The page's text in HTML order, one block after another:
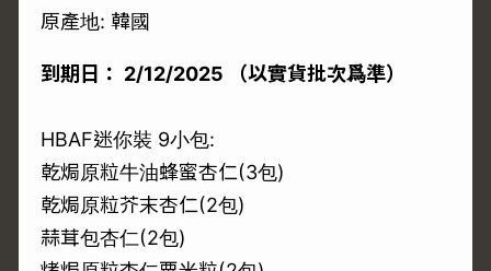
原產地: 韓國
到期日： 2/12/2025 （以實貨批次爲準）
HBAF迷你裝 9小包:
乾焗原粒牛油蜂蜜杏仁(3包)
乾焗原粒芥末杏仁(2包)
蒜茸包杏仁(2包)